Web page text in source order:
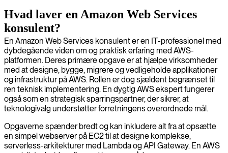
Hvad laver en Amazon Web Services
konsulent?
En Amazon Web Services konsulent er en IT-professionel med
dybdegående viden om og praktisk erfaring med AWS-
platformen. Deres primære opgave er at hjælpe virksomheder
med at designe, bygge, migrere og vedligeholde applikationer
og infrastruktur på AWS. Rollen er dog sjældent begrænset til
ren teknisk implementering. En dygtig AWS ekspert fungerer
også som en strategisk sparringspartner, der sikrer, at
teknologivalg understøtter forretningens overordnede mål.
Opgaverne spænder bredt og kan inkludere alt fra at opsætte
en simpel webserver på EC2 til at designe komplekse,
serverless-arkitekturer med Lambda og API Gateway. En AWS